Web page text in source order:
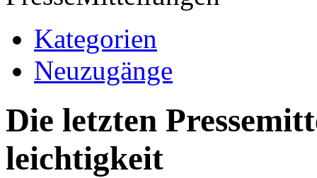
Kategorien
Neuzugänge
Die letzten
leichtigkeit